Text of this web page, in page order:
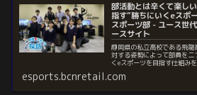
部活動とは辛くて楽し
指す“勝ちにいくeスポ
スポーツ部 - ユース世
ースサイト
静岡県の私立高校である飛龍
対する姿勢によって部員を
くeスポーツを目指す仕組み
esports.bcnretail.com